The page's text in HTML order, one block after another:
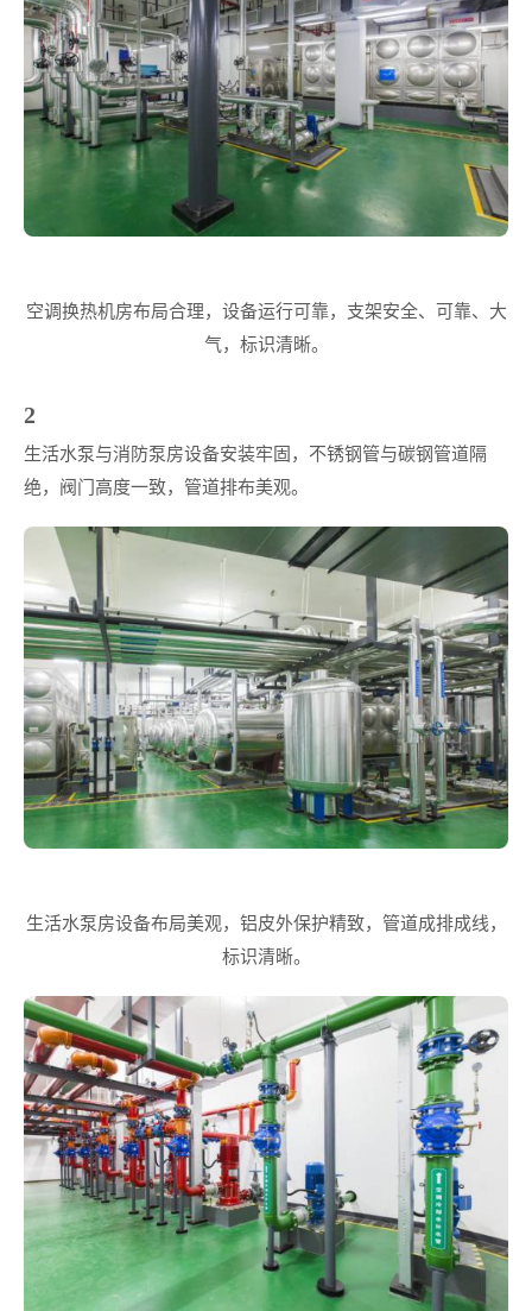
空调换热机房布局合理，设备运行可靠，支架安全、可靠、大
气，标识清晰。
2
生活水泵与消防泵房设备安装牢固，不锈钢管与碳钢管道隔
绝，阀门高度一致，管道排布美观。
生活水泵房设备布局美观，铝皮外保护精致，管道成排成线，
标识清晰。